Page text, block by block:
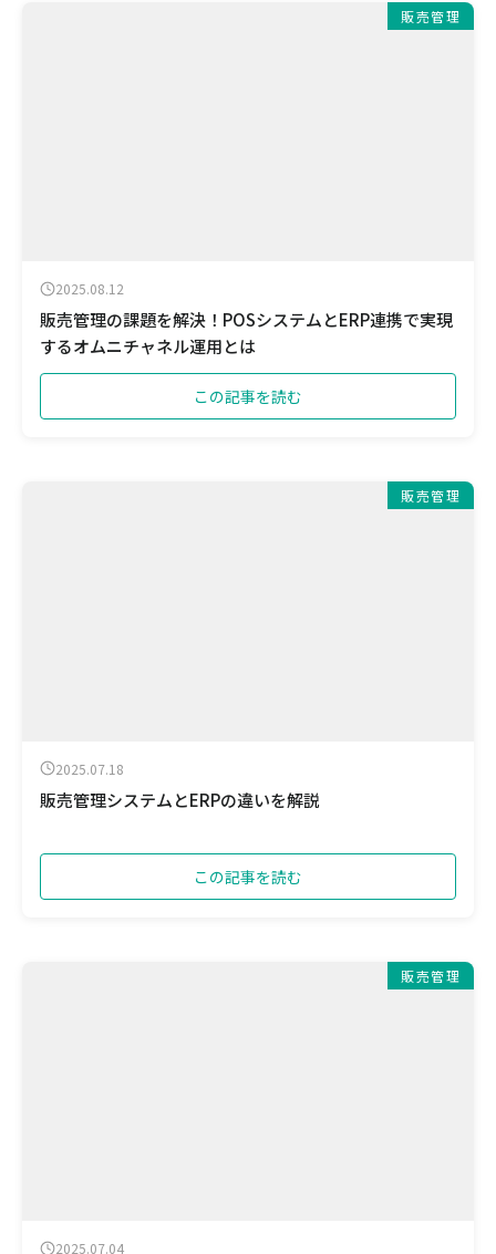
販売管理
2025.08.12
販売管理の課題を解決！POSシステムとERP連携で実現
するオムニチャネル運用とは
この記事を読む
販売管理
2025.07.18
販売管理システムとERPの違いを解説
この記事を読む
販売管理
2025.07.04